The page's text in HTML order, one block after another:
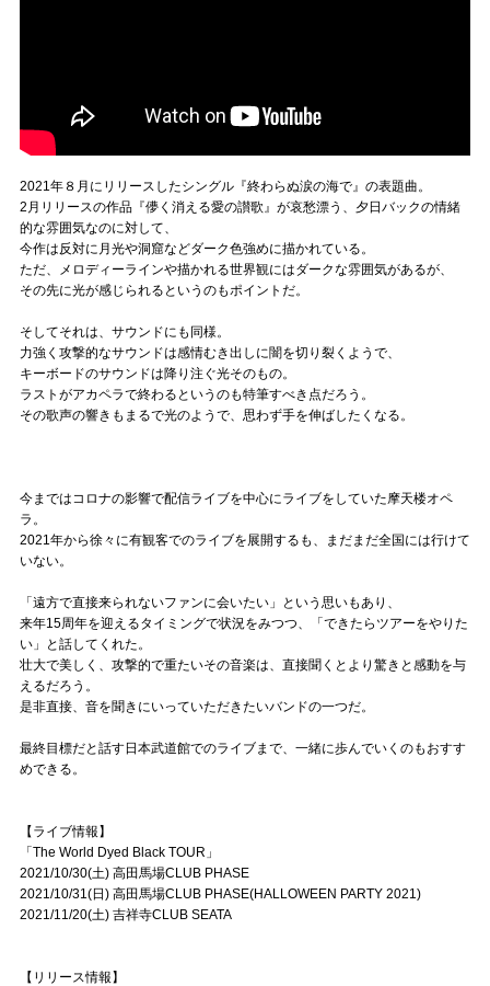
2021年８月にリリースしたシングル『終わらぬ涙の海で』の表題曲。
2月リリースの作品『儚く消える愛の讃歌』が哀愁漂う、夕日バックの情緒
的な雰囲気なのに対して、
今作は反対に月光や洞窟などダーク色強めに描かれている。
ただ、メロディーラインや描かれる世界観にはダークな雰囲気があるが、
その先に光が感じられるというのもポイントだ。
そしてそれは、サウンドにも同様。
力強く攻撃的なサウンドは感情むき出しに闇を切り裂くようで、
キーボードのサウンドは降り注ぐ光そのもの。
ラストがアカペラで終わるというのも特筆すべき点だろう。
その歌声の響きもまるで光のようで、思わず手を伸ばしたくなる。
今まではコロナの影響で配信ライブを中心にライブをしていた摩天楼オペ
ラ。
2021年から徐々に有観客でのライブを展開するも、まだまだ全国には行けて
いない。
「遠方で直接来られないファンに会いたい」という思いもあり、
来年15周年を迎えるタイミングで状況をみつつ、「できたらツアーをやりた
い」と話してくれた。
壮大で美しく、攻撃的で重たいその音楽は、直接聞くとより驚きと感動を与
えるだろう。
是非直接、音を聞きにいっていただきたいバンドの一つだ。
最終目標だと話す日本武道館でのライブまで、一緒に歩んでいくのもおすす
めできる。
【ライブ情報】
「The World Dyed Black TOUR」
2021/10/30(土) 高田馬場CLUB PHASE
2021/10/31(日) 高田馬場CLUB PHASE(HALLOWEEN PARTY 2021)
2021/11/20(土) 吉祥寺CLUB SEATA
【リリース情報】